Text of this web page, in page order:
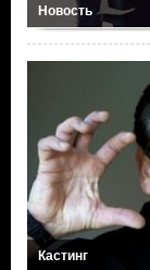
Новость
Кастинг